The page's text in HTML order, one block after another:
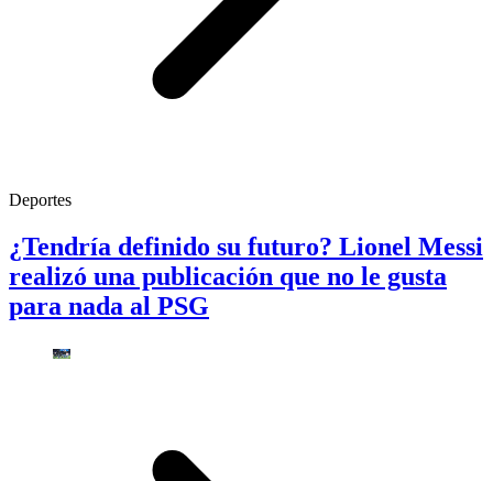
Deportes
¿Tendría definido su futuro? Lionel Messi
realizó una publicación que no le gusta
para nada al PSG